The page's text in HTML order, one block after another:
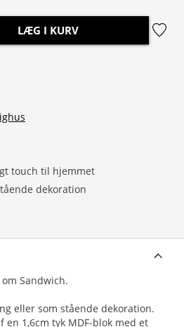
touch til hjemmet
dekoration
LÆG I KURV
Sandwich.
eller som stående dekoration.
en 1,6cm tyk MDF-blok med et